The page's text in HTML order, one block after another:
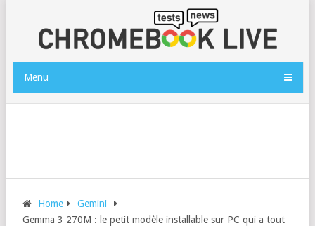
Menu
Home
Gemini
Gemma 3 270M : le petit modèle installable sur PC qui a tout